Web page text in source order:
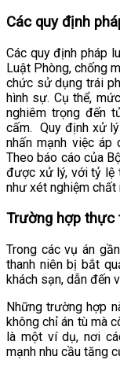
Các quy định
Các quy định pháp
Luật Phòng, chống
chức sử dụng trái
hình sự. Cụ thể,
nghiêm trọng đến
cấm. Quy định xử
nhấn mạnh việc áp
Theo báo cáo của
được xử lý, với tỷ lệ
như xét nghiệm chất
Trường hợp thực
Trong các vụ án
thanh niên bị bắt
khách sạn, dẫn đến
Những trường hợp
không chỉ án tù mà
là một ví dụ, nơi
mạnh nhu cầu tăng